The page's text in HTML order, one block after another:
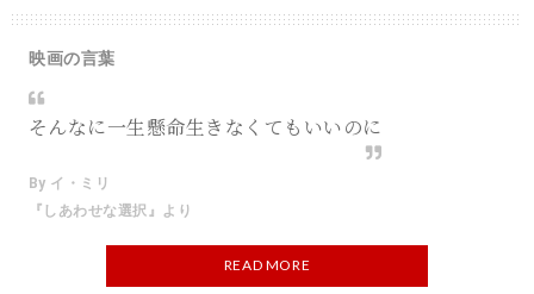
映画の言葉
そんなに一生懸命生きなくてもいいのに
By イ・ミリ
『しあわせな選択』より
READ MORE